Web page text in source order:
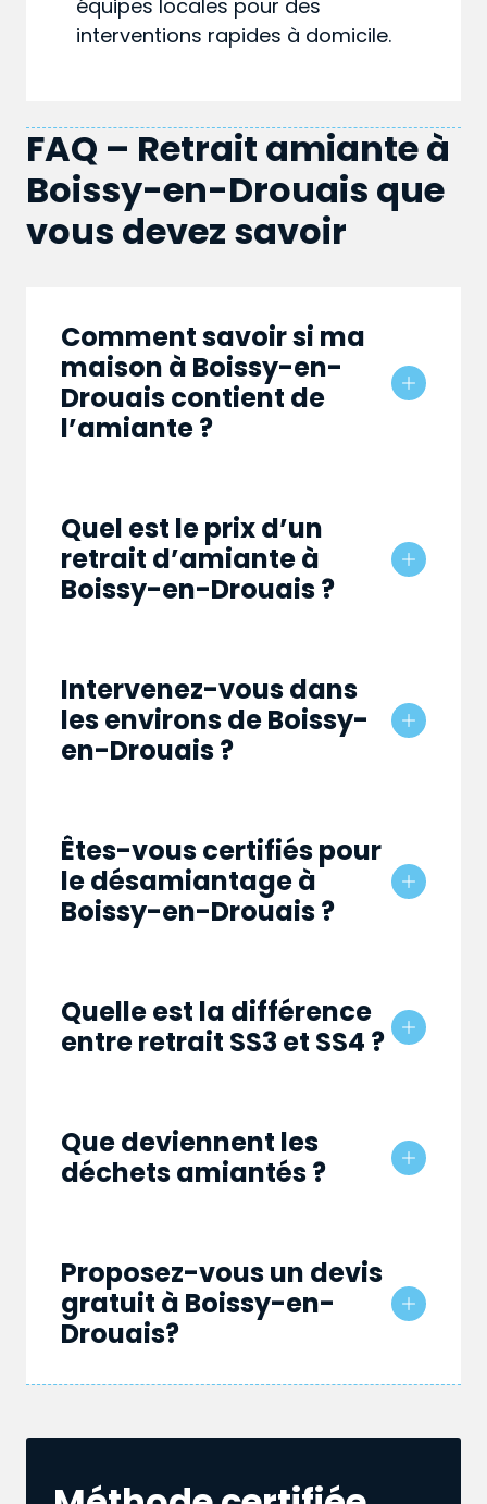
équipes locales pour des
interventions rapides à domicile.
FAQ – Retrait amiante à
Boissy-en-Drouais que
vous devez savoir
Comment savoir si ma
maison à Boissy-en-
Drouais contient de
l’amiante ?
Quel est le prix d’un
retrait d’amiante à
Boissy-en-Drouais ?
Intervenez-vous dans
les environs de Boissy-
en-Drouais ?
Êtes-vous certifiés pour
le désamiantage à
Boissy-en-Drouais ?
Quelle est la différence
entre retrait SS3 et SS4 ?
Que deviennent les
déchets amiantés ?
Proposez-vous un devis
gratuit à Boissy-en-
Drouais?